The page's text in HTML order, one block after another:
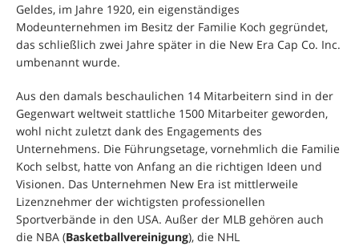
Geldes, im Jahre 1920, ein eigenständiges
Modeunternehmen im Besitz der Familie Koch gegründet,
das schließlich zwei Jahre später in die New Era Cap Co. Inc.
umbenannt wurde.
Aus den damals beschaulichen 14 Mitarbeitern sind in der
Gegenwart weltweit stattliche 1500 Mitarbeiter geworden,
wohl nicht zuletzt dank des Engagements des
Unternehmens. Die Führungsetage, vornehmlich die Familie
Koch selbst, hatte von Anfang an die richtigen Ideen und
Visionen. Das Unternehmen New Era ist mittlerweile
Lizenznehmer der wichtigsten professionellen
Sportverbände in den USA. Außer der MLB gehören auch
die NBA (Basketballvereinigung), die NHL